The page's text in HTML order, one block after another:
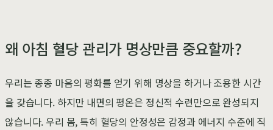
왜 아침 혈당 관리가 명상만큼 중요할까?
우리는 종종 마음의 평화를 얻기 위해 명상을 하거나 조용한 시간
을 갖습니다. 하지만 내면의 평온은 정신적 수련만으로 완성되지
않습니다. 우리 몸, 특히 혈당의 안정성은 감정과 에너지 수준에 직